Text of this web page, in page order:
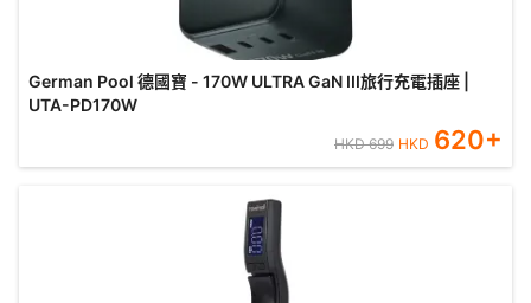
German Pool 德國寶 - 170W ULTRA GaN III旅行充電插座 |
UTA-PD170W
HKD699 HKD 620+